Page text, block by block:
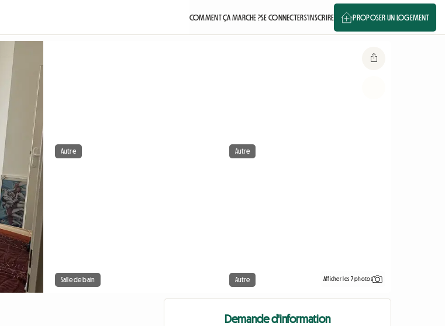
COMMENT ÇA MARCHE ?SE CONNECTERS'INSCRIRE PROPOSER UN LOGEMENT
Autre Autre
Salle de bain Autre Afficher les 7 photos
Demande d'information